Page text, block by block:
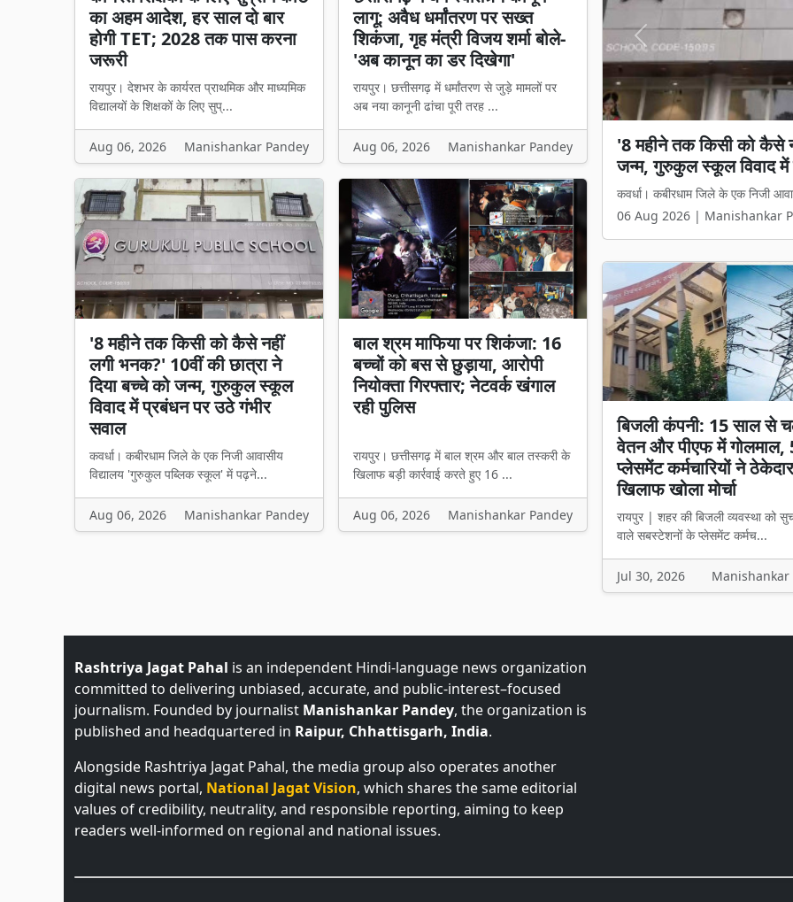
का अहम आदेश, हर साल दो बार
होगी TET; 2028 तक पास करना
जरूरी
रायपुर। देशभर के कार्यरत प्राथमिक और माध्यमिक
विद्यालयों के शिक्षकों के लिए सुप्...
Aug 06, 2026 Manishankar Pandey
लागू: अवैध धर्मांतरण पर सख्त
शिकंजा, गृह मंत्री विजय शर्मा बोले-
'अब कानून का डर दिखेगा'
रायपुर। छत्तीसगढ़ में धर्मांतरण से जुड़े मामलों पर
अब नया कानूनी ढांचा पूरी तरह ...
Aug 06, 2026 Manishankar Pandey
'8 महीने तक किसी को कैसे नहीं
लगी भनक?' 10वीं की छात्रा ने
दिया बच्चे को जन्म, गुरुकुल स्कूल
विवाद में प्रबंधन पर उठे गंभीर
सवाल
कवर्धा। कबीरधाम जिले के एक निजी आवासीय
विद्यालय 'गुरुकुल पब्लिक स्कूल' में पढ़ने...
Aug 06, 2026 Manishankar Pandey
बाल श्रम माफिया पर शिकंजा: 16
बच्चों को बस से छुड़ाया, आरोपी
नियोक्ता गिरफ्तार; नेटवर्क खंगाल
रही पुलिस
रायपुर। छत्तीसगढ़ में बाल श्रम और बाल तस्करी के
खिलाफ बड़ी कार्रवाई करते हुए 16 ...
Aug 06, 2026 Manishankar Pandey
'8 महीने तक किसी को कैसे
जन्म, गुरुकुल स्कूल विवाद
कवर्धा। कबीरधाम जिले के एक निजी
06 Aug 2026 | Manishankar
Previous
बिजली कंपनी: 15 साल से
वेतन और पीएफ में गोलमाल,
प्लेसमेंट कर्मचारियों ने
खिलाफ खोला मोर्चा
रायपुर | शहर की बिजली व्यवस्था को
वाले सबस्टेशनों के प्लेसमेंट कर्मच...
Jul 30, 2026 Manishankar
Rashtriya Jagat Pahal is an independent Hindi-language news organization
committed to delivering unbiased, accurate, and public-interest–focused
journalism. Founded by journalist Manishankar Pandey, the organization is
published and headquartered in Raipur, Chhattisgarh, India.
Alongside Rashtriya Jagat Pahal, the media group also operates another
digital news portal, National Jagat Vision, which shares the same editorial
values of credibility, neutrality, and responsible reporting, aiming to keep
readers well-informed on regional and national issues.